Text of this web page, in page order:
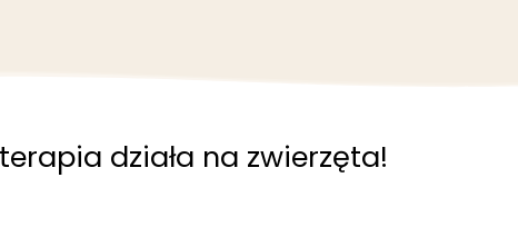
działa na zwierzęta!